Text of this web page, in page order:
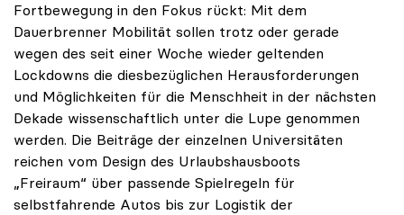
Fortbewegung in den Fokus rückt: Mit dem
Dauerbrenner Mobilität sollen trotz oder gerade
wegen des seit einer Woche wieder geltenden
Lockdowns die diesbezüglichen Herausforderungen
und Möglichkeiten für die Menschheit in der nächsten
Dekade wissenschaftlich unter die Lupe genommen
werden. Die Beiträge der einzelnen Universitäten
reichen vom Design des Urlaubshausboots
„Freiraum“ über passende Spielregeln für
selbstfahrende Autos bis zur Logistik der